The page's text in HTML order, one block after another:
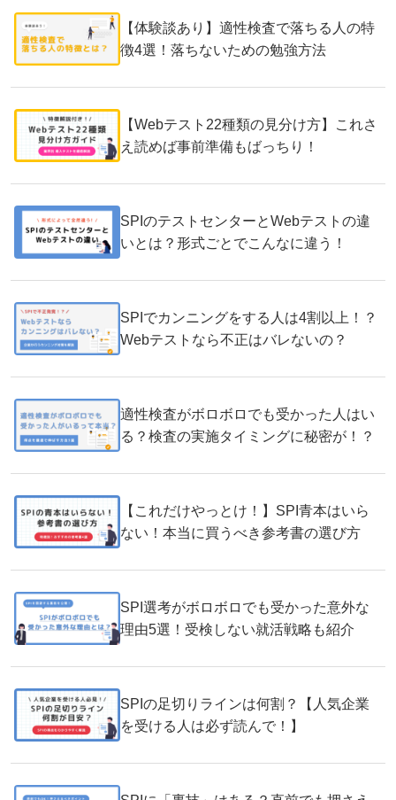
【体験談あり】適性検査で落ちる人の特
徴4選！落ちないための勉強方法
【Webテスト22種類の見分け方】これさ
え読めば事前準備もばっちり！
SPIのテストセンターとWebテストの違
いとは？形式ごとでこんなに違う！
SPIでカンニングをする人は4割以上！？
Webテストなら不正はバレないの？
適性検査がボロボロでも受かった人はい
る？検査の実施タイミングに秘密が！？
【これだけやっとけ！】SPI青本はいら
ない！本当に買うべき参考書の選び方
SPI選考がボロボロでも受かった意外な
理由5選！受検しない就活戦略も紹介
SPIの足切りラインは何割？【人気企業
を受ける人は必ず読んで！】